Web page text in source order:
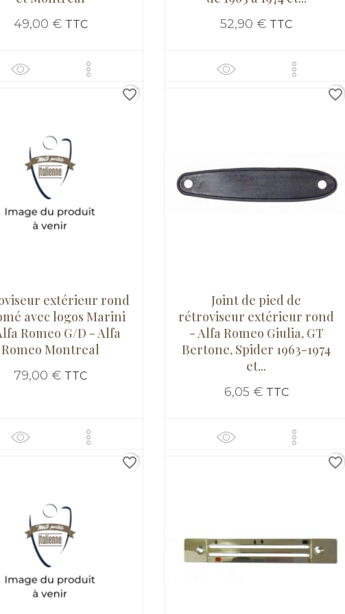
49,00 € TTC 52,90 € TTC
extérieur rond
avec logos Marini
Romeo G/D - Alfa
Romeo Montreal
79,00 € TTC
favorite_border
Joint de pied de
rétroviseur extérieur rond
- Alfa Romeo Giulia, GT
Bertone, Spider 1963-1974
et...
6,05 € TTC
favorite_border
favorite_border favorite_border